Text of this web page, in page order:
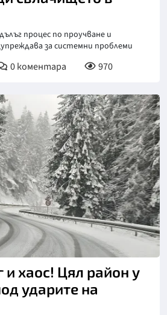
процес по проучване и
за системни проблеми
0коментара 970
и хаос! Цял район у
ударите на